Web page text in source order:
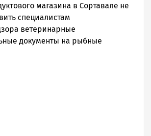
магазина в Сортавале не
специалистам
ветеринарные
документы на рыбные